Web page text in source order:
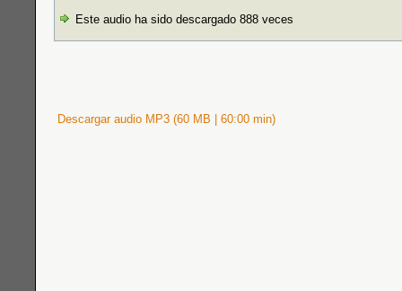
Este audio ha sido descargado 888 veces
Descargar audio MP3 (60 MB | 60:00 min)